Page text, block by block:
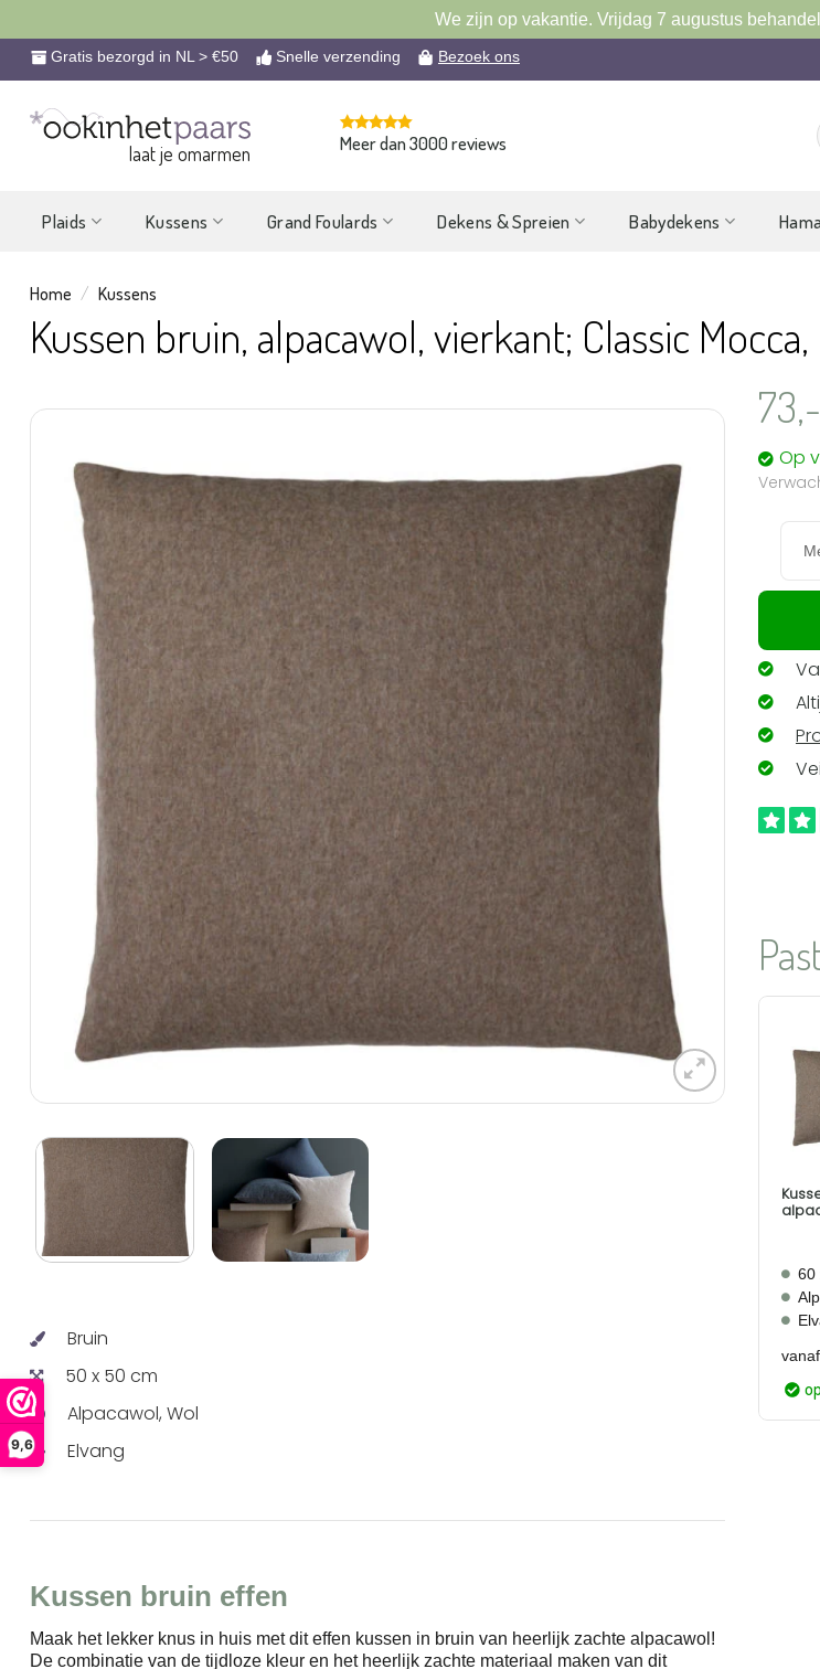
9,6
We zijn op vakantie. Vrijdag 7 augustus
naar
inhoud
Gratis bezorgd in NL > €50 Snelle verzending Bezoek ons
laat je omarmen Meer dan 3000 reviews
Plaids Kussens Grand Foulards Dekens & Spreien Babydekens
Home / Kussens
Kussen bruin, alpacawol, vierkant; Classic
Aan
verlanglijst
toevoegen
Bruin
50 x 50 cm
Alpacawol, Wol
Elvang
Kussen bruin effen
Maak het lekker knus in huis met dit effen kussen in bruin van heerlijk zachte alpacawol!
De combinatie van de tijdloze kleur en het heerlijk zachte materiaal maken van dit
73,-
Op
60
vanaf